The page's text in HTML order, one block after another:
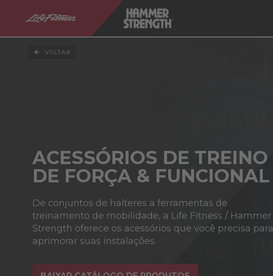
VOLTAR
ACESSÓRIOS DE TREINO
DE FORÇA & FUNCIONAL
De conjuntos de halteres a ferramentas de
treinamento de mobilidade, a Life Fitness / Hammer
Strength oferece os acessórios que você precisa para
aprimorar suas instalações.